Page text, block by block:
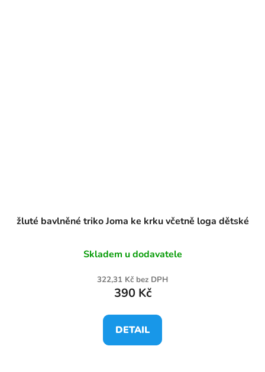
žluté bavlněné triko Joma ke krku včetně loga dětské
Skladem u dodavatele
322,31 Kč bez DPH
390 Kč
DETAIL